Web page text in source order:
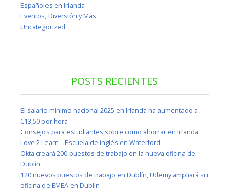
Españoles en Irlanda
Eventos, Diversión y Más
Uncategorized
POSTS RECIENTES
El salario mínimo nacional 2025 en Irlanda ha aumentado a
€13,50 por hora
Consejos para estudiantes sobre como ahorrar en Irlanda
Love 2 Learn – Escuela de inglés en Waterford
Okta creará 200 puestos de trabajo en la nueva oficina de
Dublín
120 nuevos puestos de trabajo en Dublín, Udemy ampliará su
oficina de EMEA en Dublín